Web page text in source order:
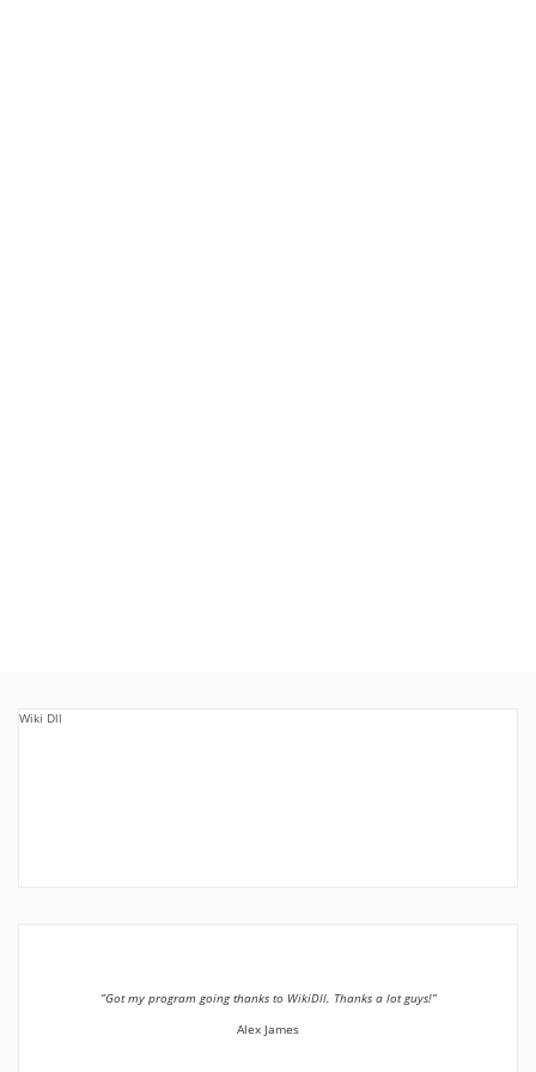
Wiki Dll
”Got my program going thanks to WikiDll. Thanks a lot guys!”
Alex James